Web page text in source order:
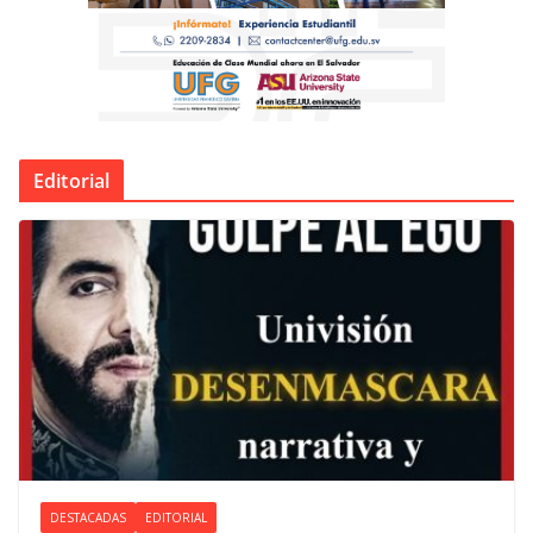
Editorial
DESTACADAS EDITORIAL